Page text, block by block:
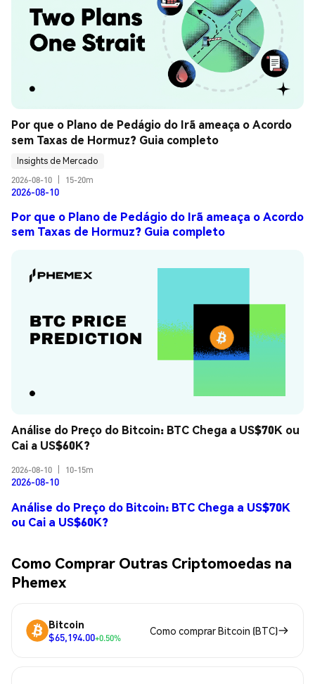
Por que o Plano de Pedágio do Irã ameaça o Acordo
sem Taxas de Hormuz? Guia completo
Insights de Mercado
2026-08-10
15-20m
2026-08-10
Por que o Plano de Pedágio do Irã ameaça o Acordo
sem Taxas de Hormuz? Guia completo
Análise do Preço do Bitcoin: BTC Chega a US$70K ou
Cai a US$60K?
2026-08-10 10-15m
2026-08-10
Análise do Preço do Bitcoin: BTC Chega a US$70K
ou Cai a US$60K?
Como Comprar Outras Criptomoedas na
Phemex
Bitcoin
$65,194.00+0.50%
Como comprar Bitcoin (BTC)